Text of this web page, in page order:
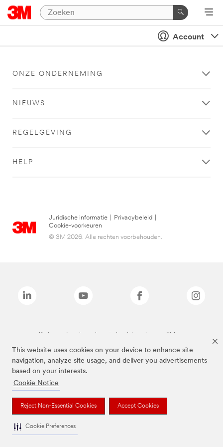
This website uses cookies on your device to enhance site
navigation, analyze site usage, and deliver you advertisements
based on your interests.
Cookie Notice
Reject Non-Essential Cookies Accept Cookies
Cookie Preferences
Account
ONZE ONDERNEMING
NIEUWS
REGELGEVING
HELP
Juridische informatie Privacybeleid
Cookie-voorkeuren
© 3M 2026. Alle rechten voorbehouden.
De bovenstaande merken zijn handelsmerken van 3M.we